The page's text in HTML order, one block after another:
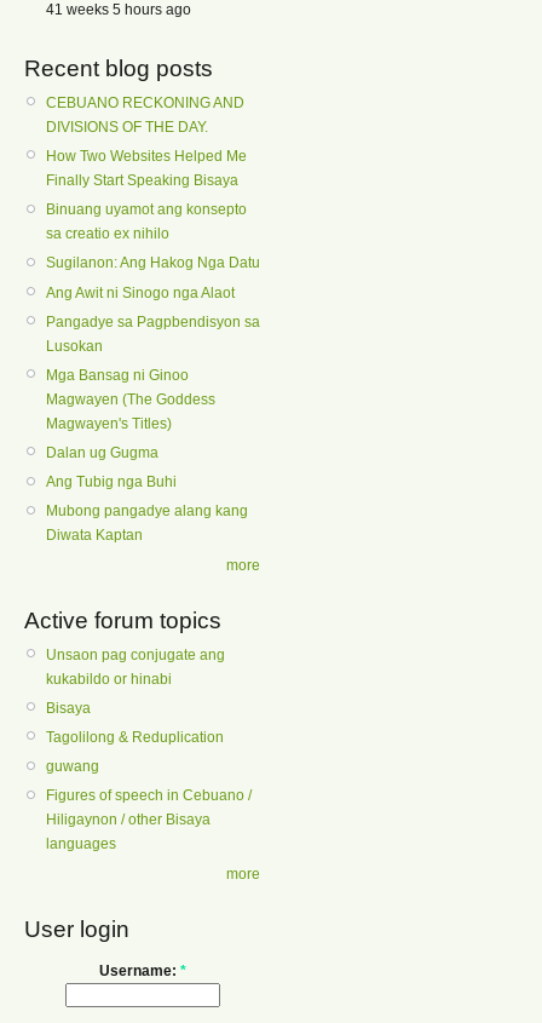
41 weeks 5 hours ago
Recent blog posts
CEBUANO RECKONING AND
DIVISIONS OF THE DAY.
How Two Websites Helped Me
Finally Start Speaking Bisaya
Binuang uyamot ang konsepto
sa creatio ex nihilo
Sugilanon: Ang Hakog Nga Datu
Ang Awit ni Sinogo nga Alaot
Pangadye sa Pagpbendisyon sa
Lusokan
Mga Bansag ni Ginoo
Magwayen (The Goddess
Magwayen's Titles)
Dalan ug Gugma
Ang Tubig nga Buhi
Mubong pangadye alang kang
Diwata Kaptan
more
Active forum topics
Unsaon pag conjugate ang
kukabildo or hinabi
Bisaya
Tagolilong & Reduplication
guwang
Figures of speech in Cebuano /
Hiligaynon / other Bisaya
languages
more
User login
Username: *